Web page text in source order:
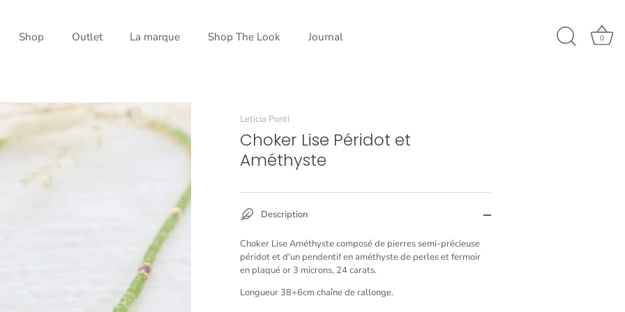
Shop Outlet La marque Shop The Look Journal 0
Leticia Ponti
Choker Lise Péridot et
Améthyste
Description
Choker Lise Améthyste composé de pierres semi-précieuse
péridot et d'un pendentif en améthyste de perles et fermoir
en plaqué or 3 microns, 24 carats.
Longueur 38+6cm chaîne de rallonge.